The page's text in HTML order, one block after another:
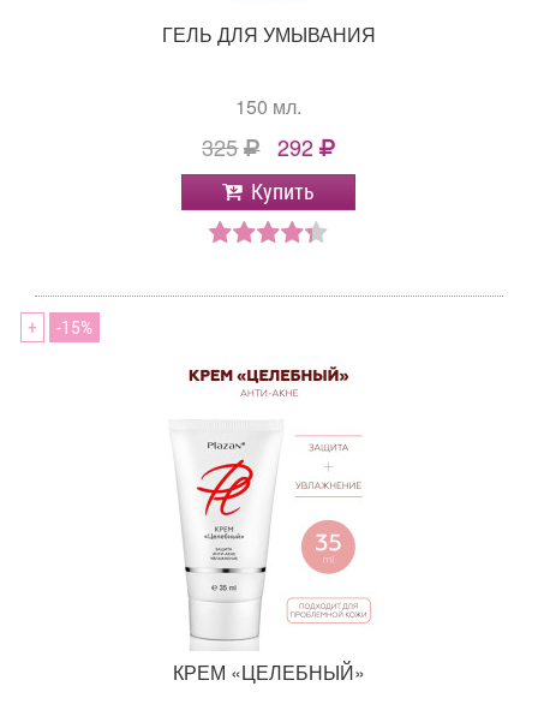
ГЕЛЬ ДЛЯ УМЫВАНИЯ
150 мл.
325 292
Купить
+ 15
КРЕМ «ЦЕЛЕБНЫЙ»